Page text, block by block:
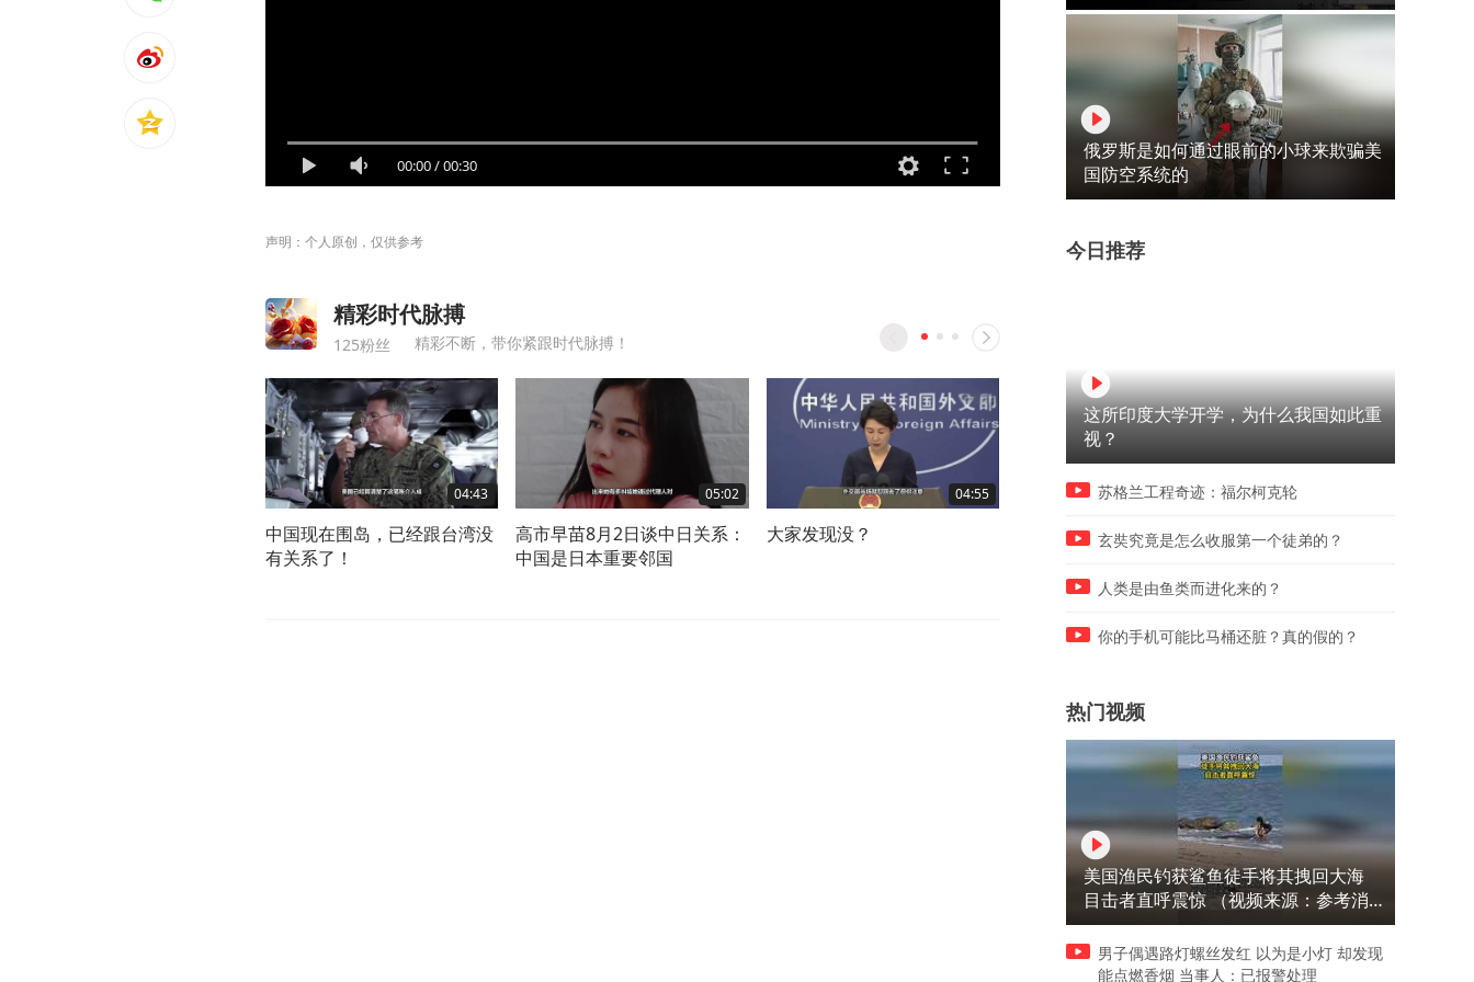
00:00/00:30
声明：个人原创，仅供参考
精彩时代脉搏
125粉丝 精彩不断，带你紧跟时代脉搏！
04:43
中国现在围岛，已经跟台湾没
有关系了！
05:02
高市早苗8月2日谈中日关系：
中国是日本重要邻国
04:55
大家发现没？
04:46
美国看得很准，中国若不购买
中国电力外交：为何对越南
俄罗斯是如何通过眼前的小球来欺骗美
国防空系统的
今日推荐
这所印度大学开学，为什么我国如此重
视？
苏格兰工程奇迹：福尔柯克轮
玄奘究竟是怎么收服第一个徒弟的？
人类是由鱼类而进化来的？
你的手机可能比马桶还脏？真的假的？
热门视频
美国渔民钓获鲨鱼徒手将其拽回大海
目击者直呼震惊 （视频来源：参考消
息）
男子偶遇路灯螺丝发红 以为是小灯 却发现
能点燃香烟 当事人：已报警处理